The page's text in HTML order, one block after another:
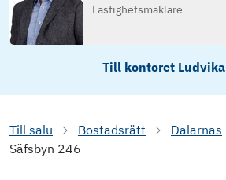
Fastighetsmäklare
Till kontoret Ludvika
Till salu Bostadsrätt Dalarnas
Säfsbyn 246